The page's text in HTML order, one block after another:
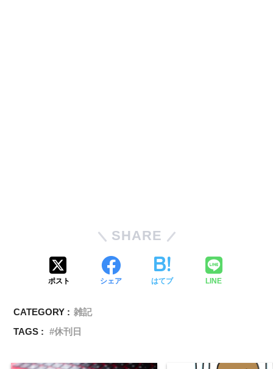
SHARE
ポスト シェア はてブ LINE
CATEGORY : 雑記
TAGS :
休刊日